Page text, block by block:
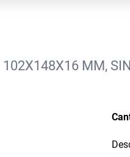
102X148X16 MM,